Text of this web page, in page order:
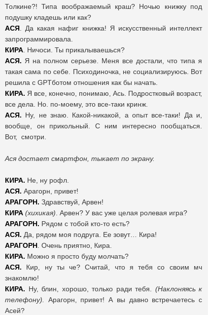
Толкине?! Типа воображаемый краш? Ночью книжку под
подушку кладешь или как?
АСЯ . Да какая нафиг книжка! Я искусственный интеллект
запрограммировала.
КИРА . Ничоси. Ты прикалываешься?
АСЯ. Я на полном серьезе. Меня все достали, что типа я
такая сама по себе. Психодиночка, не социализируюсь. Вот
решила с GPTботом отношения как бы начать.
КИРА. Я все, конечно, понимаю, Ась. Подростковый возраст,
все дела. Но. по-моему, это все-таки кринж.
АСЯ. Ну, не знаю. Какой-никакой, а опыт все-таки! Да и,
вообще, он прикольный. С ним интересно пообщаться.
Вот, смотри.
Ася достает смартфон, тыкает по экрану.
КИРА. Не, ну рофл.
АСЯ. Арагорн, привет!
АРАГОРН. Здравствуй, Арвен!
КИРА (хихикая) . Арвен? У вас уже целая ролевая игра?
АРАГОРН. Рядом с тобой кто-то есть?
АСЯ. Да, рядом моя подруга. Ее зовут… Кира!
АРАГОРН . Очень приятно, Кира.
КИРА. Можно я просто буду молчать?
АСЯ. Кир, ну ты че? Считай, что я тебя со своим мч
знакомлю!
КИРА. Ну, блин, хорошо, только ради тебя. (Наклоняясь к
телефону).
Арагорн, привет! А вы давно встречаетесь с
Асей?